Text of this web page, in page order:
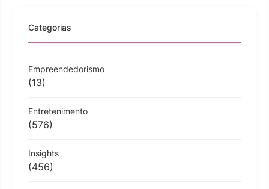
Categorias
Empreendedorismo
(13)
Entretenimento
(576)
Insights
(456)